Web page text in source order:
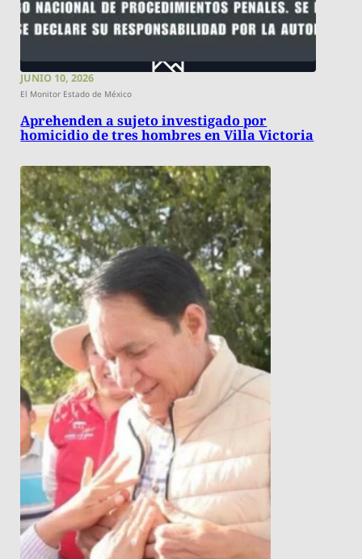
JUNIO 10, 2026
El Monitor Estado de México
Aprehenden a sujeto investigado por
homicidio de tres hombres en Villa Victoria